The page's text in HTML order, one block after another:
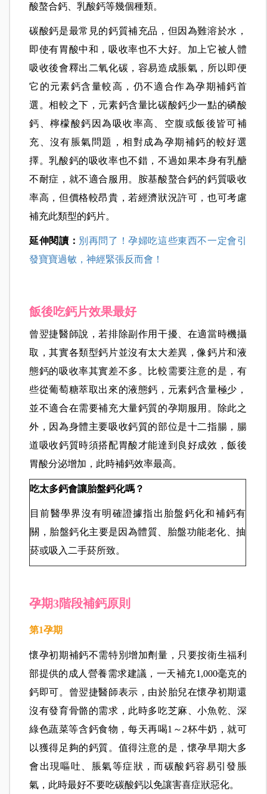
酸螯合鈣、乳酸鈣等幾個種類。
碳酸鈣是最常見的鈣質補充品，但因為難溶於水，
即使有胃酸中和，吸收率也不大好。加上它被人體
吸收後會釋出二氧化碳，容易造成脹氣，所以即便
它的元素鈣含量較高，仍不適合作為孕期補鈣首
選。相較之下，元素鈣含量比碳酸鈣少一點的磷酸
鈣、檸檬酸鈣因為吸收率高、空腹或飯後皆可補
充、沒有脹氣問題，相對成為孕期補鈣的較好選
擇。乳酸鈣的吸收率也不錯，不過如果本身有乳醣
不耐症，就不適合服用。胺基酸螯合鈣的鈣質吸收
率高，但價格較昂貴，若經濟狀況許可，也可考慮
補充此類型的鈣片。
延伸閱讀： 別再問了！孕婦吃這些東西不一定會引
發寶寶過敏，神經緊張反而會！
飯後吃鈣片效果最好
曾翌捷醫師說，若排除副作用干擾、在適當時機攝
取，其實各類型鈣片並沒有太大差異，像鈣片和液
態鈣的吸收率其實差不多。比較需要注意的是，有
些從葡萄糖萃取出來的液態鈣，元素鈣含量極少，
並不適合在需要補充大量鈣質的孕期服用。除此之
外，因為身體主要吸收鈣質的部位是十二指腸，腸
道吸收鈣質時須搭配胃酸才能達到良好成效，飯後
胃酸分泌增加，此時補鈣效率最高。
吃太多鈣會讓胎盤鈣化嗎？
目前醫學界沒有明確證據指出胎盤鈣化和補鈣有
關，胎盤鈣化主要是因為體質、胎盤功能老化、抽
菸或吸入二手菸所致。
孕期3階段補鈣原則
第1孕期
懷孕初期補鈣不需特別增加劑量，只要按衛生福利
部提供的成人營養需求建議，一天補充1,000毫克的
鈣即可。曾翌捷醫師表示，由於胎兒在懷孕初期還
沒有發育骨骼的需求，此時多吃芝麻、小魚乾、深
綠色蔬菜等含鈣食物，每天再喝1～2杯牛奶，就可
以獲得足夠的鈣質。值得注意的是，懷孕早期大多
會出現嘔吐、脹氣等症狀，而碳酸鈣容易引發脹
氣，此時最好不要吃碳酸鈣以免讓害喜症狀惡化。